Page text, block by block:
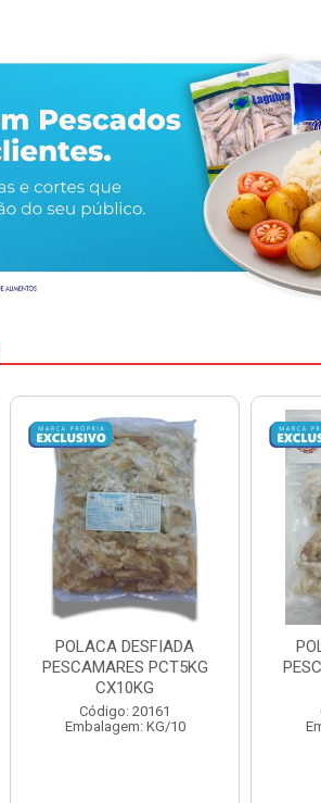
POLACA DESFIADA
PESCAMARES PCT1KG
CX10KG
Código: 20162
Embalagem: KG/10
1KG